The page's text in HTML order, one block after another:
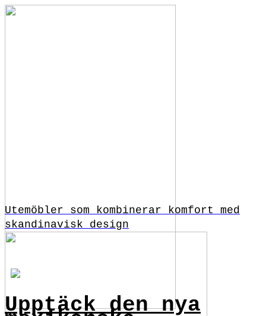
Utemöbler som kombinerar komfort med
skandinavisk design
Upptäck den nya